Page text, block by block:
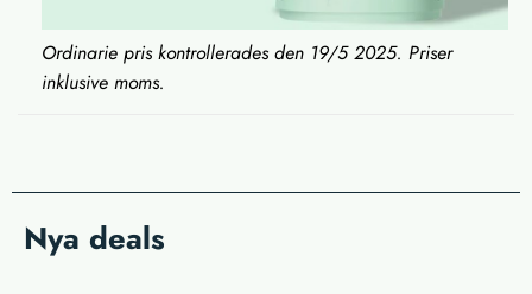
Ordinarie pris kontrollerades den 19/5 2025. Priser
inklusive moms.
Nya deals